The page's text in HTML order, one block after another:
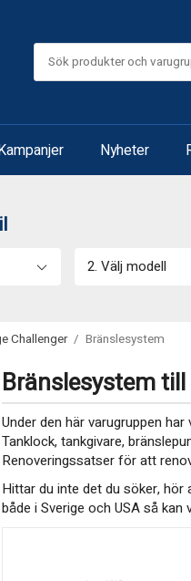
Nyheter
2. Välj modell
Challenger / Bränslesystem
Bränslesystem
Under den här varugruppen
Tanklock, tankgivare,
Renoveringssatser för att
Hittar du inte det du söker,
både i Sverige och USA så